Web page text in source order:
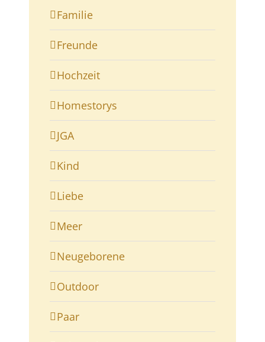
Familie
Freunde
Hochzeit
Homestorys
JGA
Kind
Liebe
Meer
Neugeborene
Outdoor
Paar